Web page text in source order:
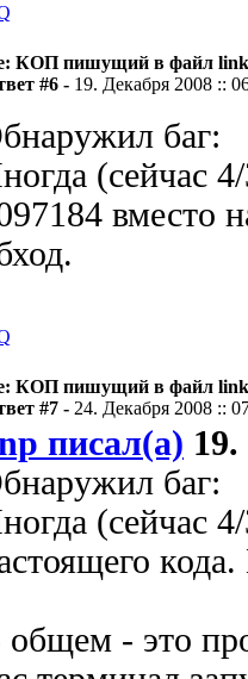
КОП пишущий в файл
#6 - 19. Декабря 2008 ::
баг:
(сейчас
вместо
КОП пишущий в файл
#7 - 24. Декабря 2008 ::
писал(а)
баг:
(сейчас
- это